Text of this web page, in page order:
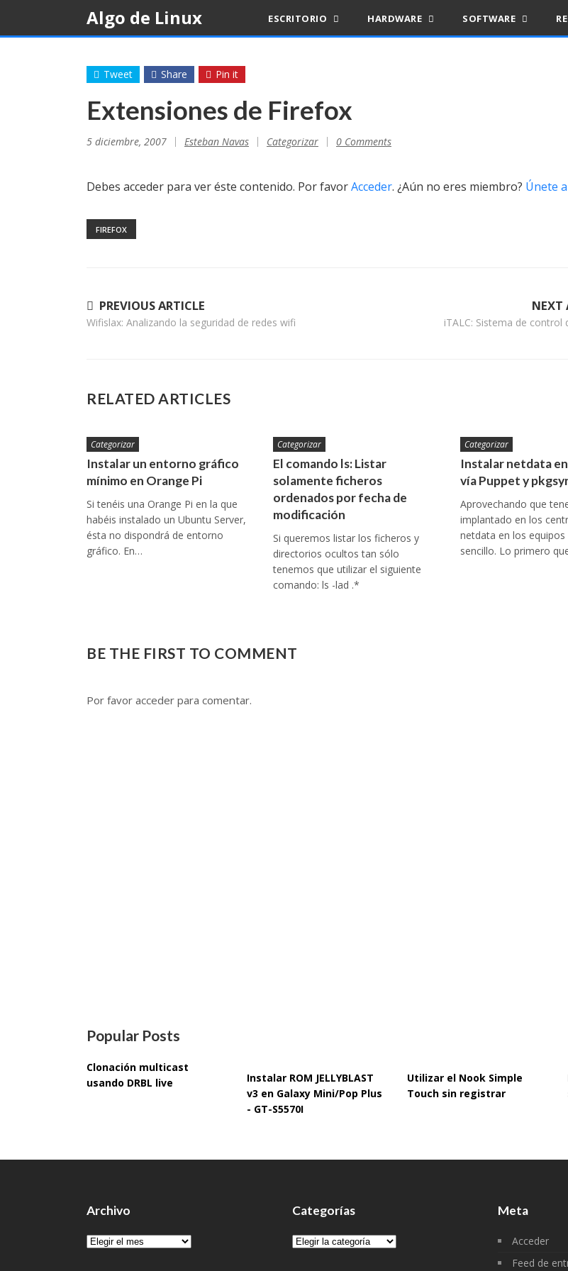
content
Algo de Linux ESCRITORIO HARDWARE SOFTWARE
Tweet Share Pin it
Extensiones de Firefox
5 diciembre, 2007 Esteban Navas Categorizar 0 Comments
Debes acceder para ver éste contenido. Por favorAcceder. ¿Aún no eres miembro? Únete
FIREFOX
Navegación
de
NEXT
iTALC: Sistema de control
PREVIOUS ARTICLE
Wifislax: Analizando la seguridad de redes wifi
RELATED ARTICLES
Categorizar
Instalar un entorno gráfico
mínimo en Orange Pi
Si tenéis una Orange Pi en la que
habéis instalado un Ubuntu Server,
ésta no dispondrá de entorno
gráfico. En…
Categorizar
El comando ls: Listar
solamente ficheros
ordenados por fecha de
modificación
Si queremos listar los ficheros y
directorios ocultos tan sólo
tenemos que utilizar el siguiente
comando: ls -lad .*
Categorizar
Instalar netdata
vía Puppet y
Aprovechando que
implantado en los
netdata en los equipos
sencillo. Lo primero
BE THE FIRST TO COMMENT
Por favor acceder para comentar.
Popular Posts
Clonación multicast
usando DRBL live
Instalar ROM JELLYBLAST
v3 en Galaxy Mini/Pop Plus
- GT-S5570I
Utilizar el Nook Simple
Touch sin registrar
Archivo
Archivo
Categorías
Categorías
Meta
Acceder
Feed de